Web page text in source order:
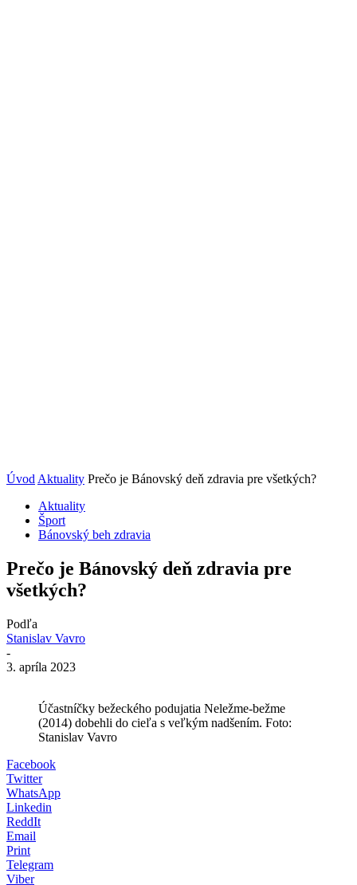
Úvod Aktuality Prečo je Bánovský deň zdravia pre všetkých?
Aktuality
Šport
Bánovský beh zdravia
Prečo je Bánovský deň zdravia pre
všetkých?
Podľa
Stanislav Vavro
-
3. apríla 2023
Účastníčky bežeckého podujatia Neležme-bežme
(2014) dobehli do cieľa s veľkým nadšením. Foto:
Stanislav Vavro
Facebook
Twitter
WhatsApp
Linkedin
ReddIt
Email
Print
Telegram
Viber